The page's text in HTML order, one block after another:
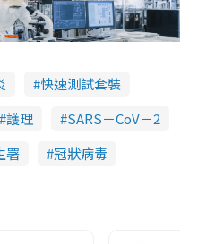
快速測試套裝
護理
SARS－CoV－2
署 冠狀病毒